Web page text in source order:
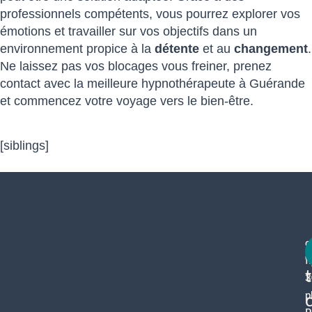
professionnels compétents, vous pourrez explorer vos
émotions et travailler sur vos objectifs dans un
environnement propice à la détente et au changement.
Ne laissez pas vos blocages vous freiner, prenez
contact avec la meilleure hypnothérapeute à Guérande
et commencez votre voyage vers le bien-être.
[siblings]